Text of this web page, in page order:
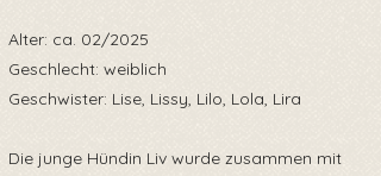
Alter: ca. 02/2025
Geschlecht: weiblich
Geschwister: Lise, Lissy, Lilo, Lola, Lira
Die junge Hündin Liv wurde zusammen mit